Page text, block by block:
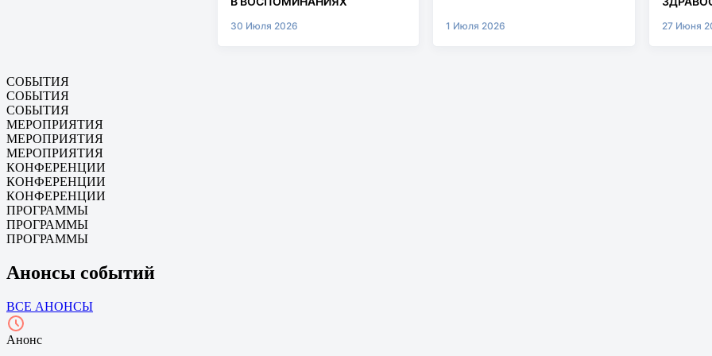
30 Июля 2026 1 Июля 2026 27 Июня
СОБЫТИЯ
СОБЫТИЯ
СОБЫТИЯ
МЕРОПРИЯТИЯ
МЕРОПРИЯТИЯ
МЕРОПРИЯТИЯ
КОНФЕРЕНЦИИ
КОНФЕРЕНЦИИ
КОНФЕРЕНЦИИ
ПРОГРАММЫ
ПРОГРАММЫ
ПРОГРАММЫ
Анонсы событий
ВСЕ АНОНСЫ
Анонс